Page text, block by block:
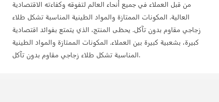
من قبل العملاء في جميع أنحاء العالم لتفوقه وكفاءته الاقتصادية
العالية. المكونات الممتازة والمواد الطينية المناسبة تشكل طلاء
زجاجي مقاوم بدون تآكل. يحظى المنتج، الذي يتمتع بفوائد اقتصادية
كبيرة، بشعبية كبيرة بين العملاء. المكونات الممتازة والمواد الطينية
المناسبة تشكل طلاء زجاجي مقاوم بدون تآكل.